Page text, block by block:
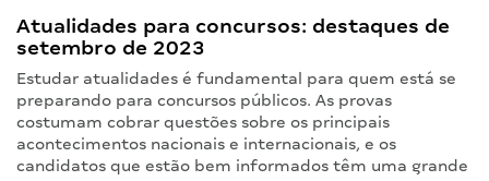
Atualidades para concursos: destaques de
setembro de 2023
Estudar atualidades é fundamental para quem está se
preparando para concursos públicos. As provas
costumam cobrar questões sobre os principais
acontecimentos nacionais e internacionais, e os
candidatos que estão bem informados têm uma grande